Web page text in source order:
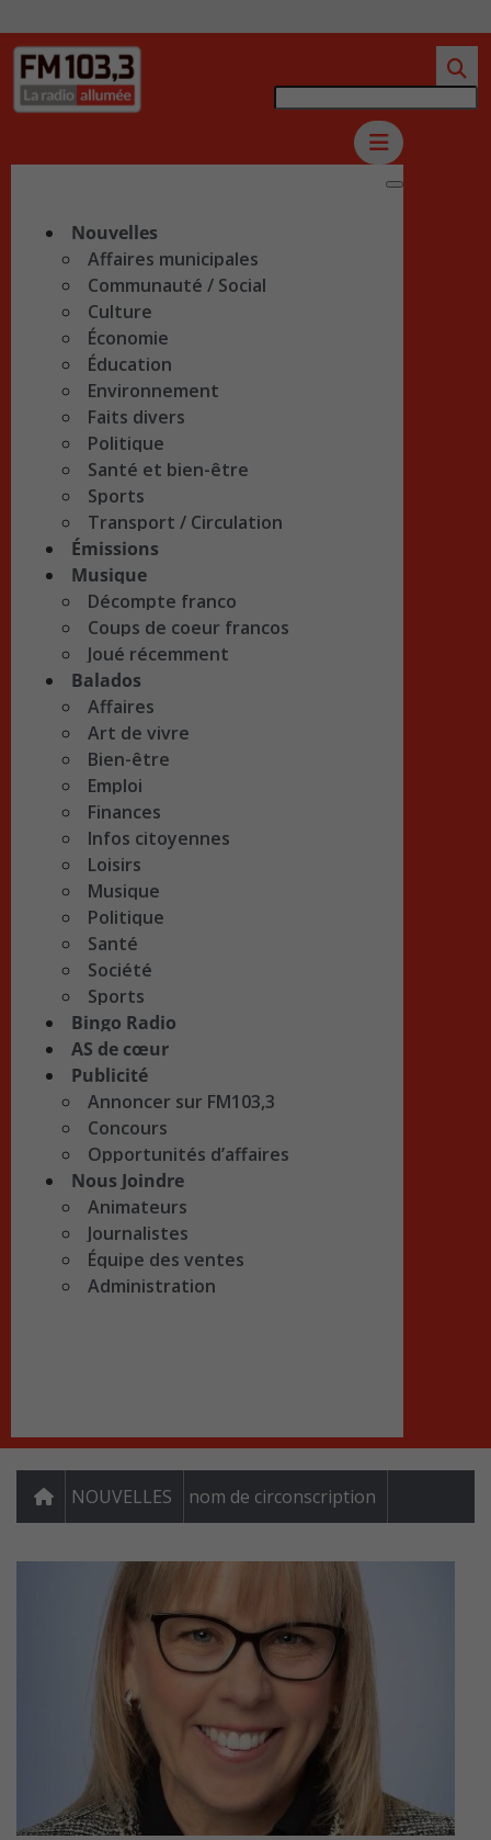
Nouvelles
Affaires municipales
Communauté / Social
Culture
Économie
Éducation
Environnement
Faits divers
Politique
Santé et bien-être
Sports
Transport / Circulation
Émissions
Musique
Décompte franco
Coups de coeur francos
Joué récemment
Balados
Affaires
Art de vivre
Bien-être
Emploi
Finances
Infos citoyennes
Loisirs
Musique
Politique
Santé
Société
Sports
Bingo Radio
AS de cœur
Publicité
Annoncer sur FM103,3
Concours
Opportunités d’affaires
Nous Joindre
Animateurs
Journalistes
Équipe des ventes
Administration
NOUVELLES nom de circonscription